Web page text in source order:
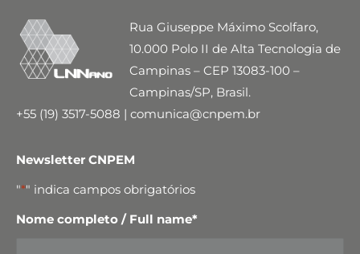
Rua Giuseppe Máximo Scolfaro,
10.000 Polo II de Alta Tecnologia de
Campinas – CEP 13083-100 –
Campinas/SP, Brasil.
+55 (19) 3517-5088 | comunica@cnpem.br
Newsletter CNPEM
"*" indica campos obrigatórios
Nome completo / Full name*